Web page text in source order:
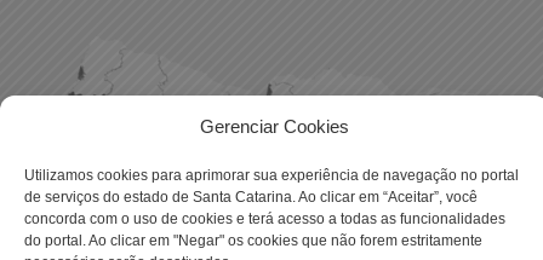
Gerenciar Cookies
Utilizamos cookies para aprimorar sua experiência de navegação no portal
de serviços do estado de Santa Catarina. Ao clicar em “Aceitar”, você
concorda com o uso de cookies e terá acesso a todas as funcionalidades
do portal. Ao clicar em "Negar" os cookies que não forem estritamente